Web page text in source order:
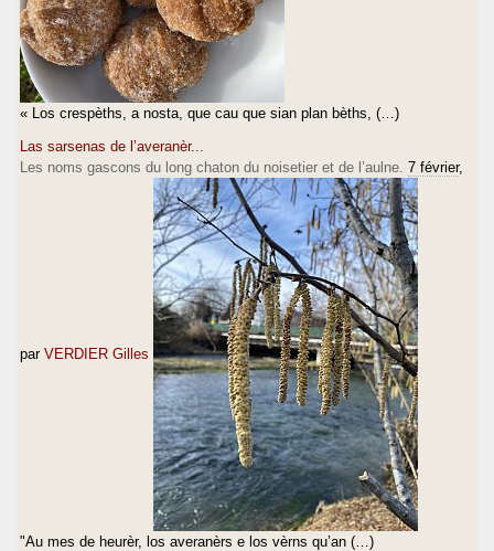
« Los crespèths, a nosta, que cau que sian plan bèths, (…)
Las sarsenas de l’averanèr...
Les noms gascons du long chaton du noisetier et de l’aulne. 7 février,
par VERDIER Gilles
"Au mes de heurèr, los averanèrs e los vèrns qu’an (…)